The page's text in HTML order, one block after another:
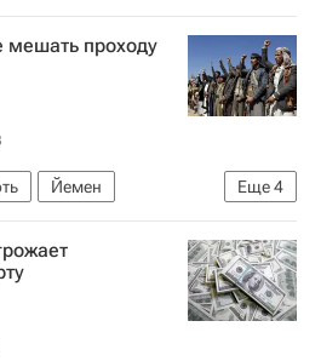
мешать проходу
Еще4
Йемен
Ансар Алла
конфликта